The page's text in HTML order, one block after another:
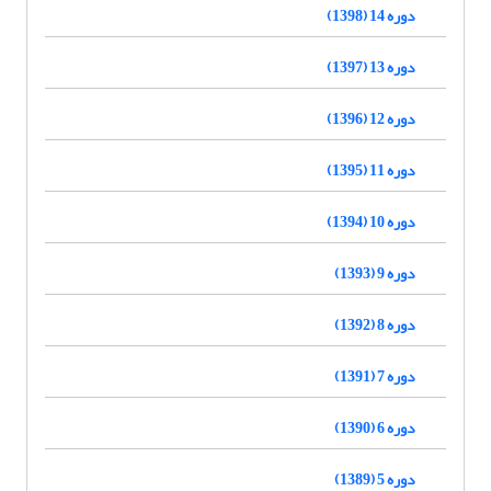
دوره 14 (1398)
دوره 13 (1397)
دوره 12 (1396)
دوره 11 (1395)
دوره 10 (1394)
دوره 9 (1393)
دوره 8 (1392)
دوره 7 (1391)
دوره 6 (1390)
دوره 5 (1389)